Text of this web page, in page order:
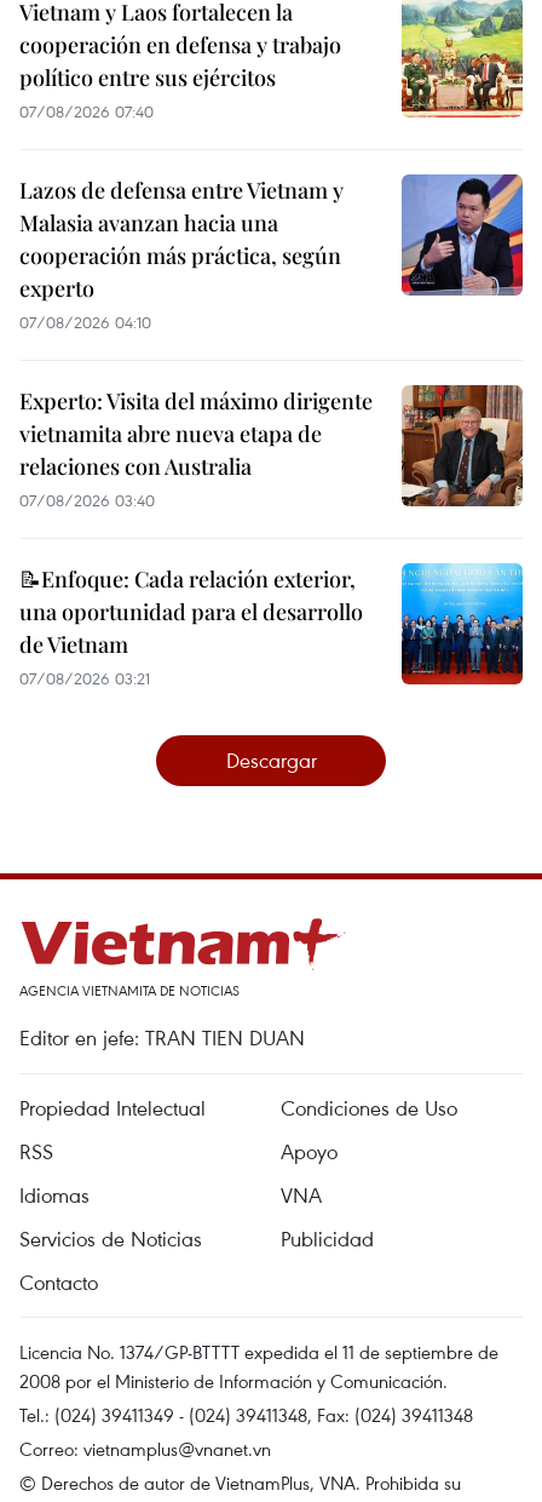
Vietnam y Laos fortalecen la
cooperación en defensa y trabajo
político entre sus ejércitos
07/08/2026 07:40
Lazos de defensa entre Vietnam y
Malasia avanzan hacia una
cooperación más práctica, según
experto
07/08/2026 04:10
Experto: Visita del máximo dirigente
vietnamita abre nueva etapa de
relaciones con Australia
07/08/2026 03:40
📝Enfoque: Cada relación exterior,
una oportunidad para el desarrollo
de Vietnam
07/08/2026 03:21
Descargar
AGENCIA VIETNAMITA DE NOTICIAS
Editor en jefe: TRAN TIEN DUAN
Propiedad Intelectual
Condiciones de Uso
RSS
Apoyo
Idiomas
VNA
Servicios de Noticias
Publicidad
Contacto
Licencia No. 1374/GP-BTTTT expedida el 11 de septiembre de
2008 por el Ministerio de Información y Comunicación.
Tel.: (024) 39411349 - (024) 39411348, Fax: (024) 39411348
Correo: vietnamplus@vnanet.vn
© Derechos de autor de VietnamPlus, VNA. Prohibida su